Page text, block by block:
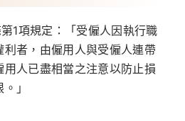
1項規定：「受僱人因執行職
者，由僱用人與受僱人連帶
人已盡相當之注意以防止損
」